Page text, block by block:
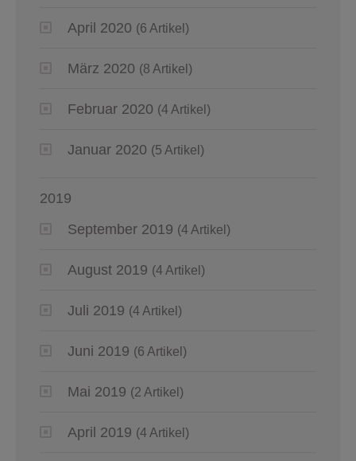
April 2020 (6 Artikel)
März 2020 (8 Artikel)
Februar 2020 (4 Artikel)
Januar 2020 (5 Artikel)
2019
September 2019 (4 Artikel)
August 2019 (4 Artikel)
Juli 2019 (4 Artikel)
Juni 2019 (6 Artikel)
Mai 2019 (2 Artikel)
April 2019 (4 Artikel)